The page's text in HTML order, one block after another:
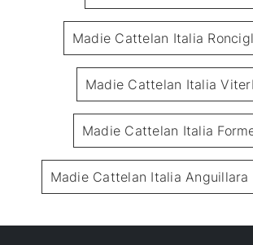
Madie Cattelan Italia
Madie Cattelan Italia
Madie Cattelan Italia
Madie Cattelan Italia Anguillara